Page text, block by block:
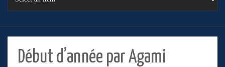
Début d’année par Agami